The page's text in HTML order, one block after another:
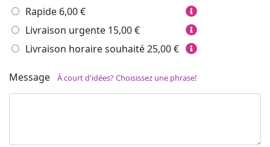
Rapide 6,00 €
Livraison urgente 15,00 €
Livraison horaire souhaité25,00 €
Message À court d'idées? Choisissez une phrase!